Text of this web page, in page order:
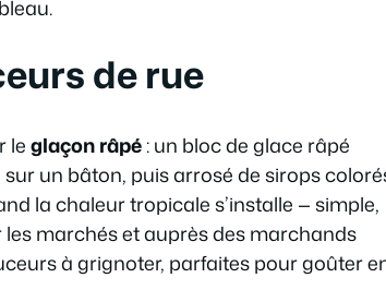
de rue
leglaçon râpé: un bloc de glace râpé
un bâton, puis arrosé de sirops
la chaleur tropicale s’installe — simple,
marchés et auprès des marchands
à grignoter, parfaites pour goûter